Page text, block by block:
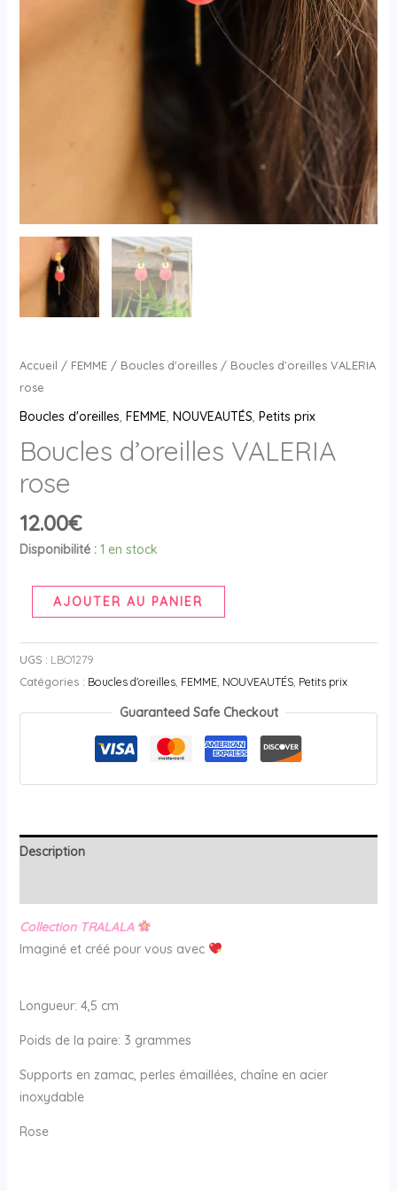
Accueil / FEMME/ Boucles d'oreilles/ Boucles d’oreilles VALERIA
rose
Boucles d'oreilles, FEMME, NOUVEAUTÉS, Petits prix
Boucles d’oreilles VALERIA
rose
12.00€
Disponibilité : 1 en stock
AJOUTER AU PANIER
UGS : LBO1279
Catégories : Boucles d'oreilles, FEMME, NOUVEAUTÉS, Petits prix
Guaranteed Safe Checkout
Description
Collection TRALALA
Imaginé et créé pour vous avec
Longueur: 4,5 cm
Poids de la paire: 3 grammes
Supports en zamac, perles émaillées, chaîne en acier
inoxydable
Rose